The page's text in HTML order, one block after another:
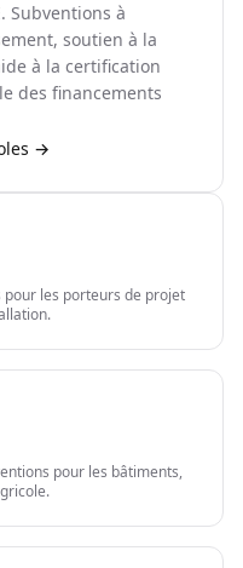
Subventions à
soutien à la
à la certification
des financements
→
pour les porteurs de projet
pour les bâtiments,